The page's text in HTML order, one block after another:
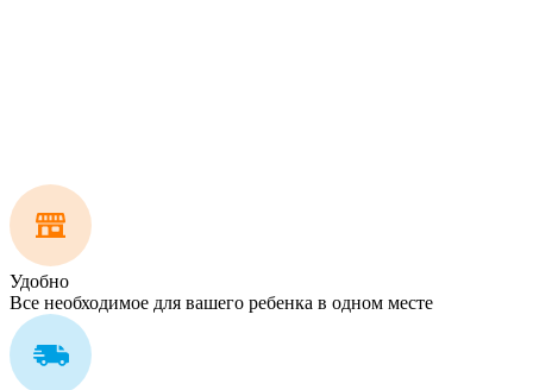
Удобно
Все необходимое для вашего ребенка в одном месте